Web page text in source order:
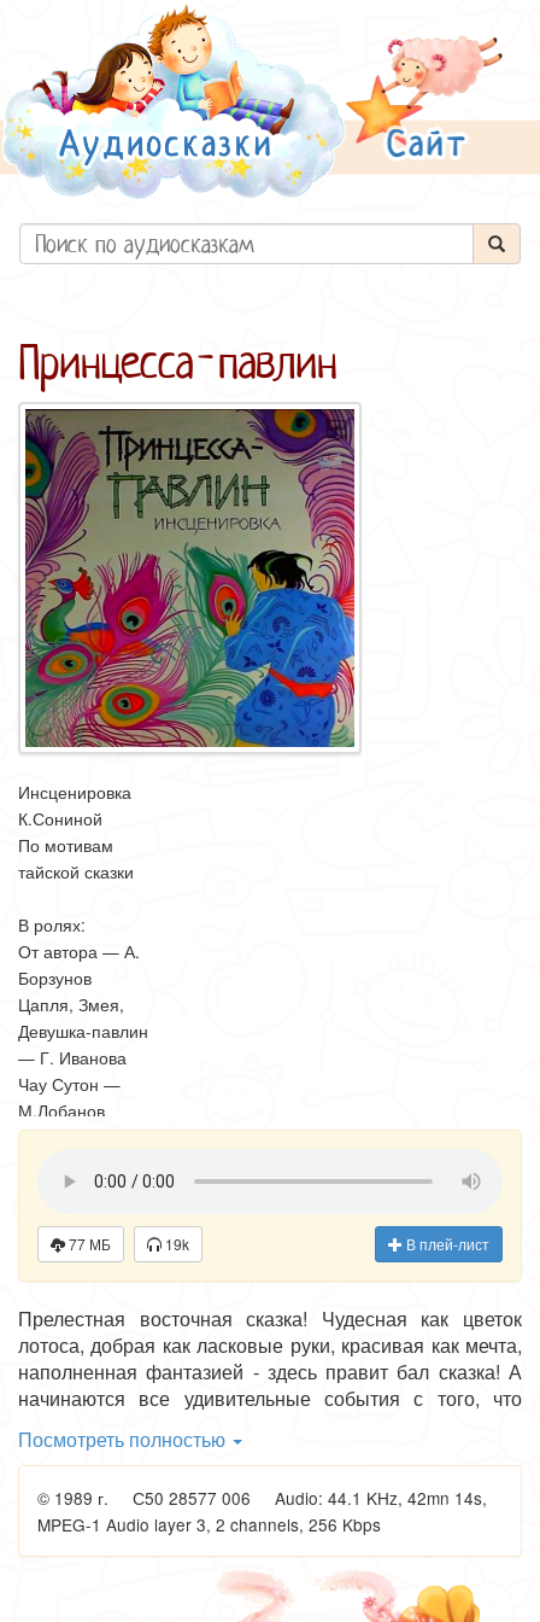
Принцесса-павлин
Инсценировка
К.Сониной
По мотивам
тайской сказки
В ролях:
От автора — А.
Борзунов
Цапля, Змея,
Девушка-павлин
— Г. Иванова
Чау Сутон —
М.Лобанов
Золотой Какаду,
Леньков
Ушмайкина
Черный рыцарь
Король — С.
Цейц
77 МБ 19k В плей-лист
Прелестная восточная сказка! Чудесная как цветок
лотоса, добрая как ласковые руки, красивая как мечта,
наполненная фантазией - здесь правит бал сказка! А
начинаются все удивительные события с того, что
Золотого озера увидел чудесных купальщиц - дочерей
Павлиньего царя. Принц полюбил младшую из сестер.
Но на пути их счастья встал коварный и злой
волшебник. И как в сказке, добро и любовь всегда
побеждает зло...
Посмотреть полностью
© 1989 г. С50 28577 006 Audio: 44.1 KHz, 42mn 14s,
MPEG-1 Audio layer 3, 2 channels, 256 Kbps